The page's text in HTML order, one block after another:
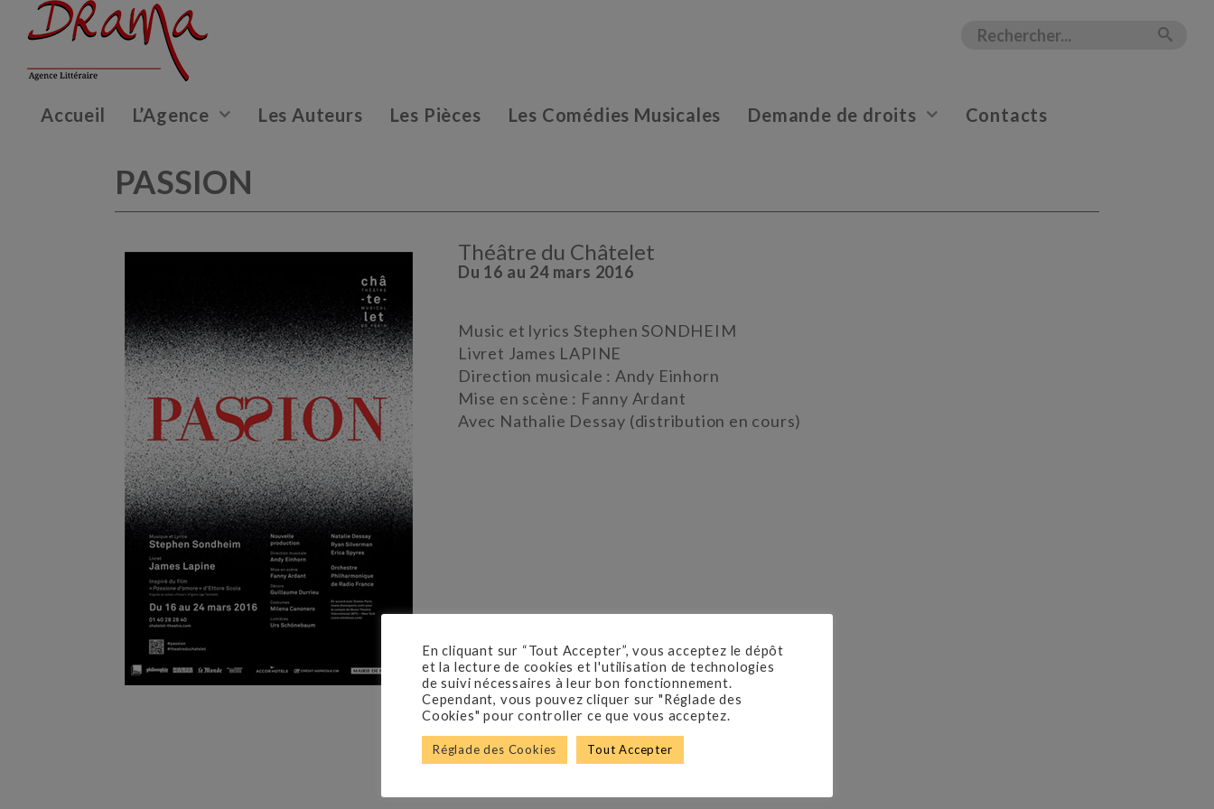
Accueil L’Agence Les Auteurs Les Pièces Les Comédies Musicales Demande de droits Contacts
PASSION
Théâtre du Châtelet
Du 16 au 24 mars 2016
Music et lyrics Stephen SONDHEIM
Livret James LAPINE
Direction musicale : Andy Einhorn
Mise en scène : Fanny Ardant
Avec Nathalie Dessay (distribution en cours)
En cliquant sur “Tout Accepter”, vous acceptez le dépôt
et la lecture de cookies et l'utilisation de technologies
de suivi nécessaires à leur bon fonctionnement.
Cependant, vous pouvez cliquer sur "Réglade des
Cookies" pour controller ce que vous acceptez.
Réglade des Cookies Tout Accepter